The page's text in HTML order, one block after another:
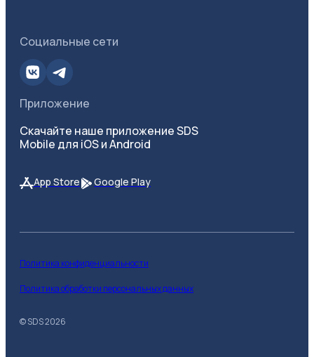
Социальные сети
Приложение
Скачайте наше приложение SDS
Mobile для iOS и Android
App Store Google Play
© SDS2026
Политика конфиденциальности
Политика обработки персональных данных